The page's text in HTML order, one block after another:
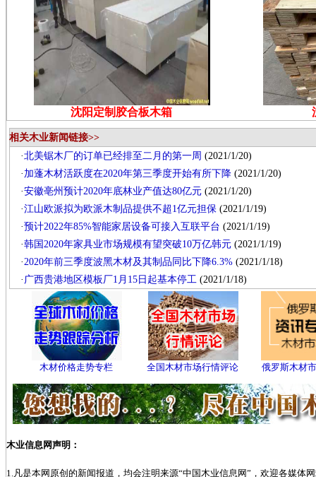
沈阳定制胶合板木箱
相关木业新闻链接>>
·北美锯木厂的订单已经排至二月的第一周 (2021/1/20)
· 加蓬木材活跃度在2020年第三季度开始有所下降 (2021/1/20)
·安徽亳州预计2020年底林业产值达80亿元 (2021/1/20)
·江山欧派拟为欧派木制品提供不超1亿元担保 (2021/1/19)
·预计2022年85%智能家居设备可接入互联平台 (2021/1/19)
·韩国2020年家具业市场规模有望突破10万亿韩元 (2021/1/19)
·2020年前三季度波黑木材及其制品同比下降6.3% (2021/1/18)
· 广西贵港地区模板厂1月15日起基本停工 (2021/1/18)
木材价格走势专栏 全国木材市场行情评论 俄罗斯木材
木业信息网声明：
1.凡是本网原创的新闻报道，均会注明来源“中国木业信息网”，欢迎各媒体